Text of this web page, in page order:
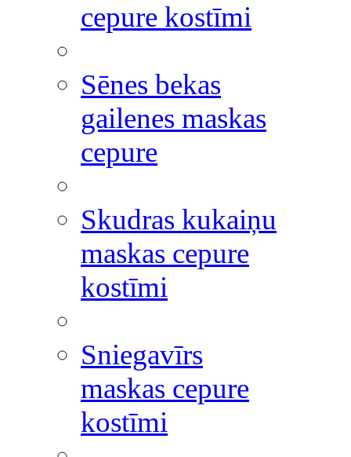
cepure kostīmi
Sēnes bekas
gailenes maskas
cepure
Skudras kukaiņu
maskas cepure
kostīmi
Sniegavīrs
maskas cepure
kostīmi